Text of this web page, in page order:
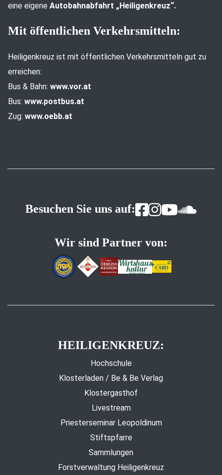
eine eigene Autobahnabfahrt „Heiligenkreuz“.
Mit öffentlichen Verkehrsmitteln:
Heiligenkreuz ist mit öffentlichen Verkehrsmitteln gut zu
erreichen:
Bus & Bahn: www.vor.at
Bus: www.postbus.at
Zug: www.oebb.at
Besuchen Sie uns auf:
Wir sind Partner von:
HEILIGENKREUZ:
Hochschule
Klosterladen / Be & Be Verlag
Klostergasthof
Livestream
Priesterseminar Leopoldinum
Stiftspfarre
Sammlungen
Forstverwaltung Heiligenkreuz